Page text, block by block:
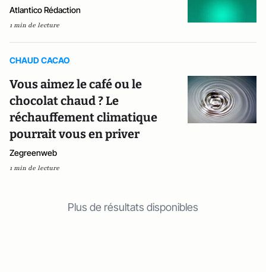
Atlantico Rédaction
1 min de lecture
CHAUD CACAO
Vous aimez le café ou le
chocolat chaud ? Le
réchauffement climatique
pourrait vous en priver
Zegreenweb
1 min de lecture
Plus de résultats disponibles